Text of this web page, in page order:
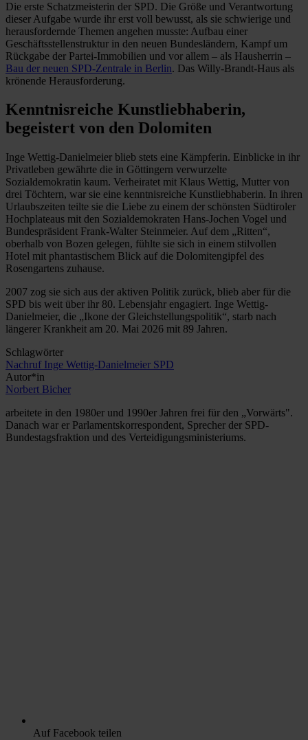
Die erste Schatzmeisterin der SPD. Die Größe und Verantwortung
dieser Aufgabe wurde ihr erst voll bewusst, als sie schwierige und
herausfordernde Themen angehen musste: Aufbau einer
Geschäftsstellenstruktur in den neuen Bundesländern, Kampf um
Rückgabe der Partei-Immobilien und vor allem – als Hausherrin –
Bau der neuen SPD-Zentrale in Berlin. Das Willy-Brandt-Haus als
krönende Herausforderung.
Kenntnisreiche Kunstliebhaberin,
begeistert von den Dolomiten
Inge Wettig-Danielmeier blieb stets eine Kämpferin. Einblicke in ihr
Privatleben gewährte die in Göttingern verwurzelte
Sozialdemokratin kaum. Verheiratet mit Klaus Wettig, Mutter von
drei Töchtern, war sie eine kenntnisreiche Kunstliebhaberin. In ihren
Urlaubszeiten teilte sie die Liebe zu einem der schönsten Südtiroler
Hochplateaus mit den Sozialdemokraten Hans-Jochen Vogel und
Bundespräsident Frank-Walter Steinmeier. Auf dem „Ritten“,
oberhalb von Bozen gelegen, fühlte sie sich in einem stilvollen
Hotel mit phantastischem Blick auf die Dolomitengipfel des
Rosengartens zuhause.
2007 zog sie sich aus der aktiven Politik zurück, blieb aber für die
SPD bis weit über ihr 80. Lebensjahr engagiert. Inge Wettig-
Danielmeier, die „Ikone der Gleichstellungspolitik“, starb nach
längerer Krankheit am 20. Mai 2026 mit 89 Jahren.
Schlagwörter
Nachruf Inge Wettig-Danielmeier SPD
Autor*in
Norbert Bicher
arbeitete in den 1980er und 1990er Jahren frei für den „Vorwärts".
Danach war er Parlamentskorrespondent, Sprecher der SPD-
Bundestagsfraktion und des Verteidigungs­ministeriums.
Auf Facebook teilen